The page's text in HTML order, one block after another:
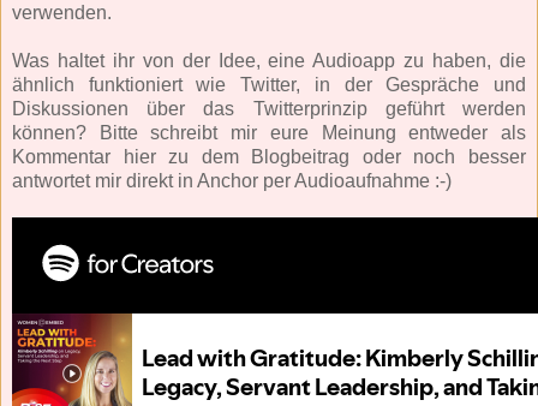
verwenden.
Was haltet ihr von der Idee, eine Audioapp zu haben, die
ähnlich funktioniert wie Twitter, in der Gespräche und
Diskussionen über das Twitterprinzip geführt werden
können? Bitte schreibt mir eure Meinung entweder als
Kommentar hier zu dem Blogbeitrag oder noch besser
antwortet mir direkt in Anchor per Audioaufnahme :-)